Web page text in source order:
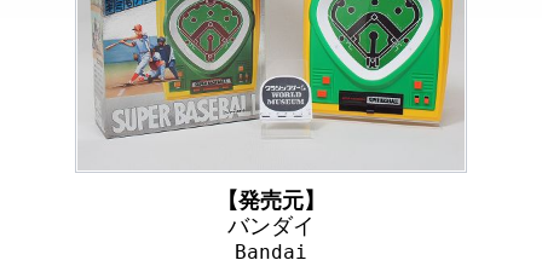
【発売元】
バンダイ
Bandai